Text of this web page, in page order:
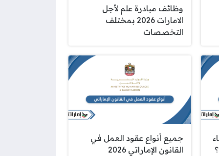
وظائف مبادرة علم لأجل
الامارات 2026 بمختلف
التخصصات
جميع أنواع عقود العمل في
القانون الإماراتي 2026